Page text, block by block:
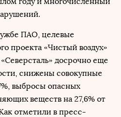
ПАО, целевые
проекта «Чистый воздух»
досрочно еще
снижены совокупные
выбросы опасных
веществ на 27,6% от
отметили в пресс-